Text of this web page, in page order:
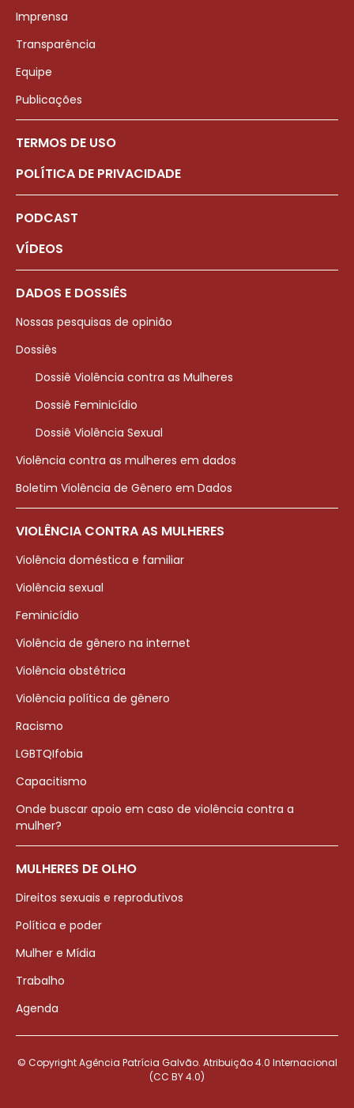
Imprensa
Transparência
Equipe
Publicações
TERMOS DE USO
POLÍTICA DE PRIVACIDADE
PODCAST
VÍDEOS
DADOS E DOSSIÊS
Nossas pesquisas de opinião
Dossiês
Dossiê Violência contra as Mulheres
Dossiê Feminicídio
Dossiê Violência Sexual
Violência contra as mulheres em dados
Boletim Violência de Gênero em Dados
VIOLÊNCIA CONTRA AS MULHERES
Violência doméstica e familiar
Violência sexual
Feminicídio
Violência de gênero na internet
Violência obstétrica
Violência política de gênero
Racismo
LGBTQIfobia
Capacitismo
Onde buscar apoio em caso de violência contra a
mulher?
MULHERES DE OLHO
Direitos sexuais e reprodutivos
Política e poder
Mulher e Mídia
Trabalho
Agenda
© Copyright Agência Patrícia Galvão. Atribuição 4.0 Internacional
(CC BY 4.0)